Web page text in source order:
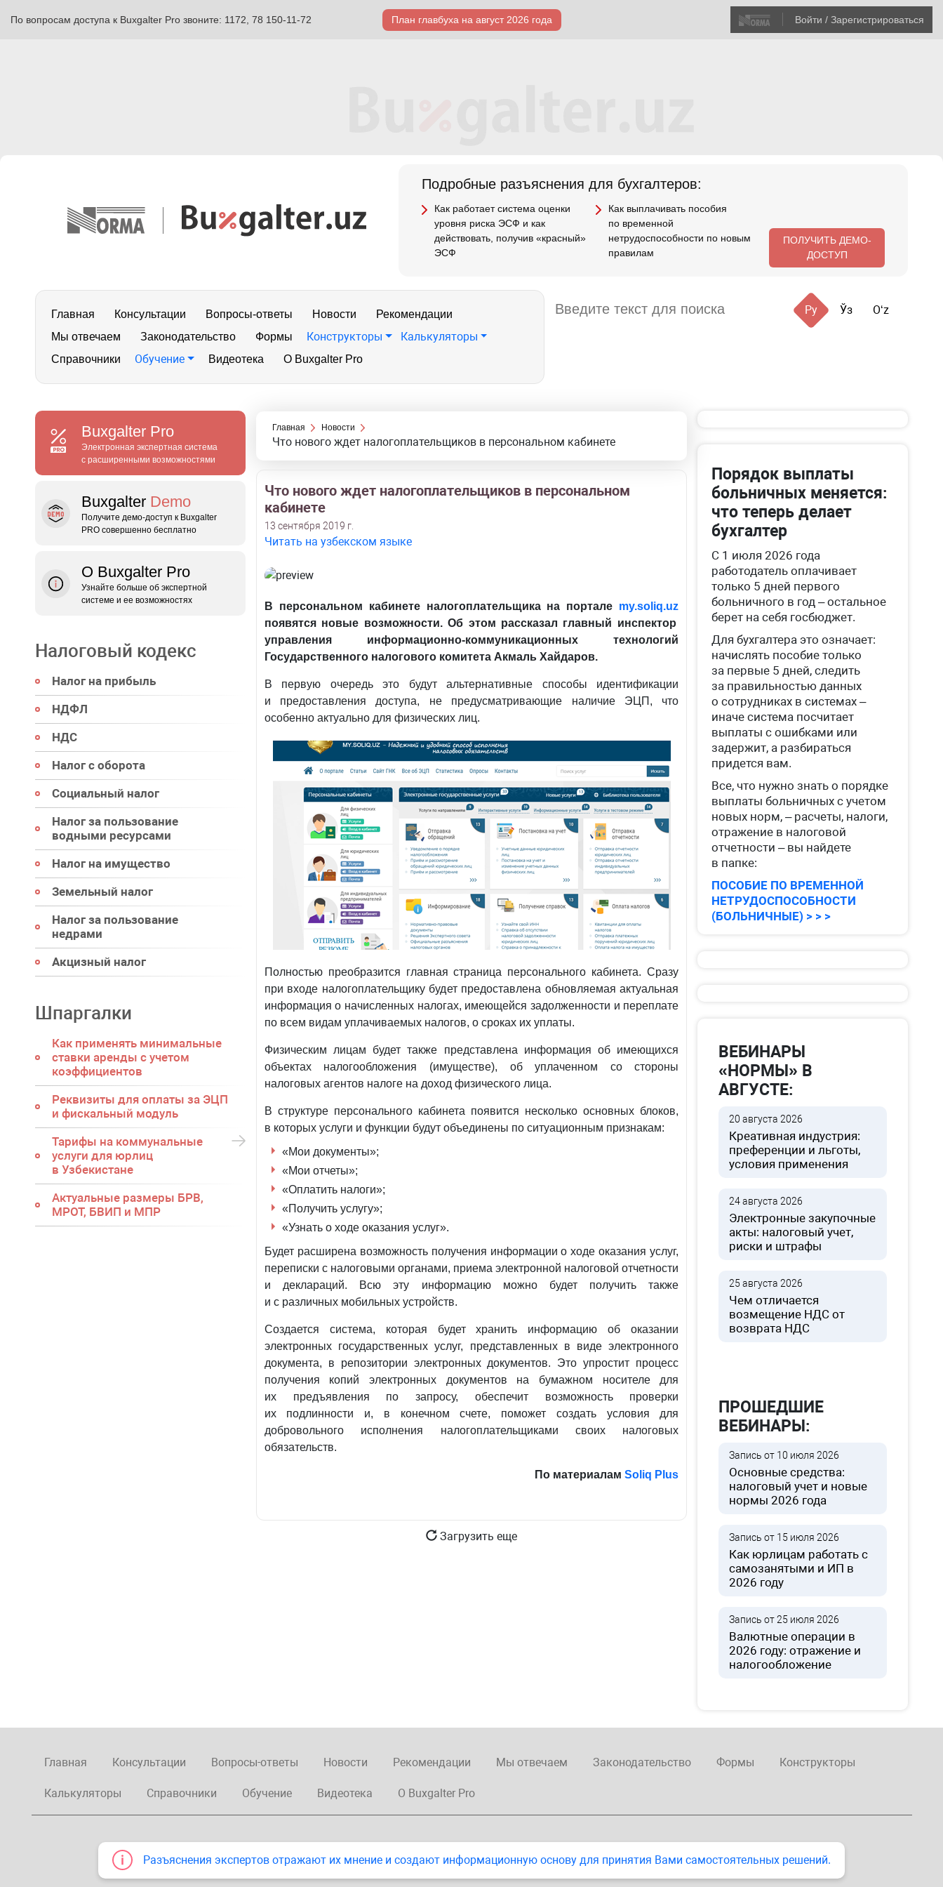
По вопросам доступа к Buxgalter Pro звоните: 1172, 78 150-11-72 План главбуха на август 2026 года Войти / Зарегистрироваться
Подробные разъяснения для бухгалтеров:
Как работает система оценки
уровня риска ЭСФ и как
действовать, получив «красный»
ЭСФ
Как выплачивать пособия
по временной
нетрудоспособности по новым
правилам
ПОЛУЧИТЬ ДЕМО-
ДОСТУП
Главная Консультации Вопросы-ответы Новости
Рекомендации
Мы отвечаем
Законодательство Формы Конструкторы Калькуляторы
Справочники Обучение Видеотека О Buxgalter Pro
Ру Ўз Oʻz
Buxgalter Pro
Электронная экспертная система
с расширенными возможностями
Buxgalter Demo
Получите демо‑доступ к Buxgalter
PRO совершенно бесплатно
О Buxgalter Pro
Узнайте больше об экспертной
системе и ее возможностях
Налоговый кодекс
Налог на прибыль
НДФЛ
НДС
Налог с оборота
Социальный налог
Налог за пользование
водными ресурсами
Налог на имущество
Земельный налог
Налог за пользование
недрами
Акцизный налог
Шпаргалки
Как применять минимальные
ставки аренды с учетом
коэффициентов
Реквизиты для оплаты за ЭЦП
и фискальный модуль
Тарифы на коммунальные
услуги для юрлиц
в Узбекистане
Актуальные размеры БРВ,
МРОТ, БВИП и МПР
Главная Новости
Что нового ждет налогоплательщиков в персональном кабинете
Что нового ждет налогоплательщиков в персональном
кабинете
13 сентября 2019 г.
Читать на узбекском языке
В персональном кабинете налогоплательщика на портале my.soliq.uz
появятся новые возможности. Об этом рассказал главный инспектор
управления информационно-коммуникационных технологий
Государственного налогового комитета Акмаль Хайдаров.
В первую очередь это будут альтернативные способы идентификации
и предоставления доступа, не предусматривающие наличие ЭЦП, что
особенно актуально для физических лиц.
Полностью преобразится главная страница персонального кабинета. Сразу
при входе налогоплательщику будет предоставлена обновляемая актуальная
информация о начисленных налогах, имеющейся задолженности и переплате
по всем видам уплачиваемых налогов, о сроках их уплаты.
Физическим лицам будет также представлена информация об имеющихся
объектах налогообложения (имуществе), об уплаченном со стороны
налоговых агентов налоге на доход физического лица.
В структуре персонального кабинета появится несколько основных блоков,
в которых услуги и функции будут объединены по ситуационным признакам:
«Мои документы»;
«Мои отчеты»;
«Оплатить налоги»;
«Получить услугу»;
«Узнать о ходе оказания услуг».
Будет расширена возможность получения информации о ходе оказания услуг,
переписки с налоговыми органами, приема электронной налоговой отчетности
и деклараций. Всю эту информацию можно будет получить также
и с различных мобильных устройств.
Создается система, которая будет хранить информацию об оказании
электронных государственных услуг, представленных в виде электронного
документа, в репозитории электронных документов. Это упростит процесс
получения копий электронных документов на бумажном носителе для
их предъявления по запросу, обеспечит возможность проверки
их подлинности и, в конечном счете, поможет создать условия для
добровольного исполнения налогоплательщиками своих налоговых
обязательств.
По материаламSoliq Plus
Загрузить еще
Порядок выплаты
больничных меняется:
что теперь делает
бухгалтер
С 1 июля 2026 года
работодатель оплачивает
только 5 дней первого
больничного в год – остальное
берет на себя госбюджет.
Для бухгалтера это означает:
начислять пособие только
за первые 5 дней, следить
за правильностью данных
о сотрудниках в системах –
иначе система посчитает
выплаты с ошибками или
задержит, а разбираться
придется вам.
Все, что нужно знать о порядке
выплаты больничных с учетом
новых норм, – расчеты, налоги,
отражение в налоговой
отчетности – вы найдете
в папке:
ПОСОБИЕ ПО ВРЕМЕННОЙ
НЕТРУДОСПОСОБНОСТИ
(БОЛЬНИЧНЫЕ) > > >
ВЕБИНАРЫ
«НОРМЫ» В
АВГУСТЕ:
20 августа 2026
Креативная индустрия:
преференции и льготы,
условия применения
24 августа 2026
Электронные закупочные
акты: налоговый учет,
риски и штрафы
25 августа 2026
Чем отличается
возмещение НДС от
возврата НДС
ПРОШЕДШИЕ
ВЕБИНАРЫ:
Запись от 10 июля 2026
Основные средства:
налоговый учет и новые
нормы 2026 года
Запись от 15 июля 2026
Как юрлицам работать с
самозанятыми и ИП в
2026 году
Запись от 25 июля 2026
Валютные операции в
2026 году: отражение и
налогообложение
Главная Консультации Вопросы-ответы Новости Рекомендации Мы отвечаем Законодательство Формы Конструкторы
Калькуляторы Справочники Обучение Видеотека О Buxgalter Pro
Разъяснения экспертов отражают их мнение и создают информационную основу для принятия Вами самостоятельных решений.